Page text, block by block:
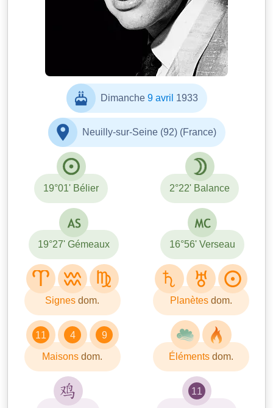
Dimanche 9 avril 1933
Neuilly-sur-Seine (92) (France)
19°01' Bélier 2°22' Balance
19°27' Gémeaux 16°56' Verseau
Signes dom. Planètes dom.
11 4 9
Maisons dom. Éléments dom.
11